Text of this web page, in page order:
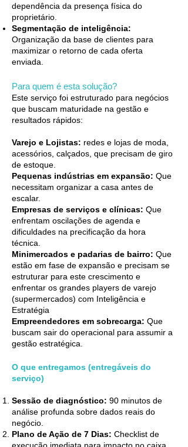
dependência da presença física do
proprietário.
Segmentação de inteligência:
Organização da base de clientes para
maximizar o retorno de cada oferta
enviada.
Para quem é esta solução?
Este serviço foi estruturado para negócios
que buscam maturidade na gestão e
resultados rápidos:
Varejo e Lojistas: redes e lojas de moda,
acessórios, calçados, que precisam de giro
de estoque.
Pequenas indústrias em expansão: Que
necessitam organizar a casa antes de
escalar.
Empresas de serviços e clínicas: Que
enfrentam oscilações de agenda e
dificuldades na precificação da hora
técnica.
Minimercados e padarias de bairro: Que
estão em fase de expansão e precisam se
estruturar para este crescimento e
enfrentar os grandes players de varejo
(supermercados) com Inteligência e
Estratégia
Empreendedores em sobrecarga: Que
buscam sair do operacional para assumir a
gestão estratégica.
O que entregamos (entregáveis do
serviço)
Sessão de diagnóstico: 90 minutos de
análise profunda sobre dados reais do
negócio.
Plano de Ação de 7 Dias: Checklist de